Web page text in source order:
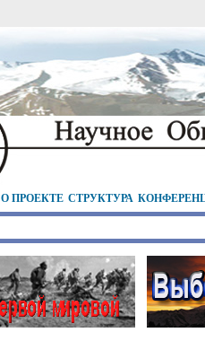
О ПРОЕКТЕ СТРУКТУРА